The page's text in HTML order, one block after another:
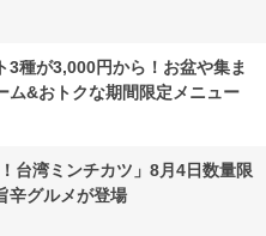
3種が3,000円から！お盆や集ま
ム&おトクな期間限定メニュー
台湾ミンチカツ」8月4日数量限
辛グルメが登場